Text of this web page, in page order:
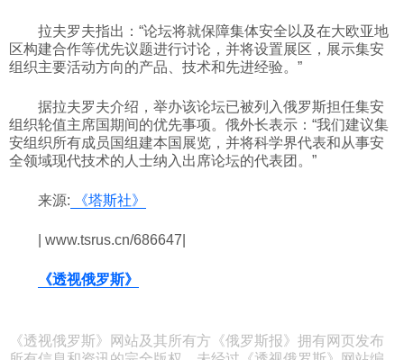
文化
历史
体育
旅游
视听
拉夫罗夫指出：“论坛将就保障集体安全以及在大欧亚地
区构建合作等优先议题进行讨论，并将设置展区，展示集安
组织主要活动方向的产品、技术和先进经验。”
据拉夫罗夫介绍，举办该论坛已被列入俄罗斯担任集安
组织轮值主席国期间的优先事项。俄外长表示：“我们建议集
安组织所有成员国组建本国展览，并将科学界代表和从事安
全领域现代技术的人士纳入出席论坛的代表团。”
来源: 《塔斯社》
| www.tsrus.cn/686647|
《透视俄罗斯》
《透视俄罗斯》网站及其所有方《俄罗斯报》拥有网页发布